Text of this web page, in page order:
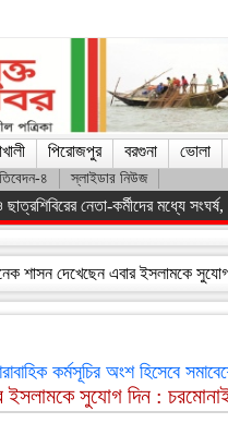
পিরোজপুর বরগুনা ভোলা
৪ স্লাইডার নিউজ
নেতা-কর্মীদের মধ্যে সংঘর্ষ,
শাসন দেখেছেন এবার ইসলামকে
কর্মসূচির অংশ হিসেবে
সুযোগ দিন :